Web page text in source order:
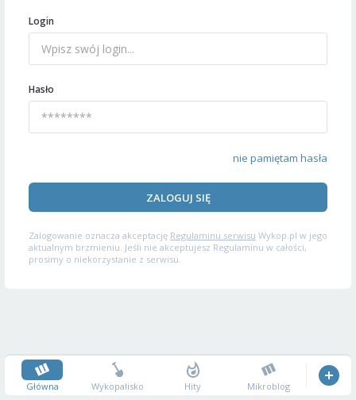
Login
Hasło
nie pamiętam hasła
ZALOGUJ SIĘ
Zalogowanie oznacza akceptację Regulaminu serwisu Wykop.pl w jego
aktualnym brzmieniu. Jeśli nie akceptujesz Regulaminu w całości,
prosimy o niekorzystanie z serwisu.
Główna Wykopalisko Hity Mikroblog